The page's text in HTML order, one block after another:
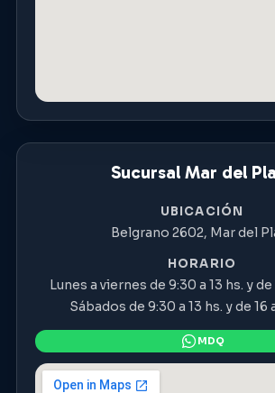
Sucursal Mar del
UBICACIÓN
Belgrano 2602, Mar del
HORARIO
Lunes a viernes de 9:30 a 13 hs. y de
Sábados de 9:30 a 13 hs. y de 16